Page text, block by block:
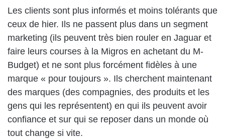
Les clients sont plus informés et moins tolérants que
ceux de hier. Ils ne passent plus dans un segment
marketing (ils peuvent très bien rouler en Jaguar et
faire leurs courses à la Migros en achetant du M-
Budget) et ne sont plus forcément fidèles à une
marque « pour toujours ». Ils cherchent maintenant
des marques (des compagnies, des produits et les
gens qui les représentent) en qui ils peuvent avoir
confiance et sur qui se reposer dans un monde où
tout change si vite.